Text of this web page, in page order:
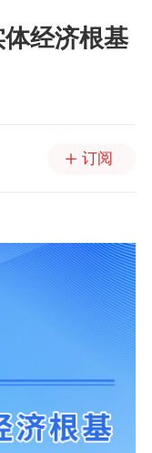
经济根基
订阅